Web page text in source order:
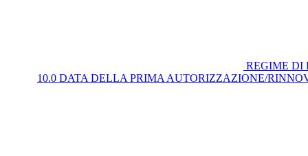
REGIME DI
10.0 DATA DELLA PRIMA AUTORIZZAZIONE/